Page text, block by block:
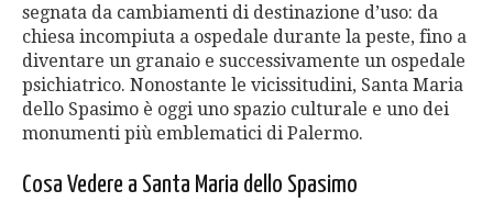
segnata da cambiamenti di destinazione d’uso: da
chiesa incompiuta a ospedale durante la peste, fino a
diventare un granaio e successivamente un ospedale
psichiatrico. Nonostante le vicissitudini, Santa Maria
dello Spasimo è oggi uno spazio culturale e uno dei
monumenti più emblematici di Palermo.
Cosa Vedere a Santa Maria dello Spasimo